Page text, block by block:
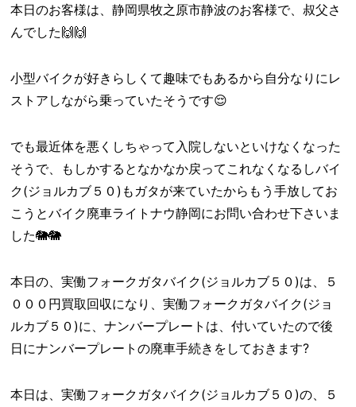
本日のお客様は、静岡県牧之原市静波のお客様で、叔父さ
んでした🙌🙌
小型バイクが好きらしくて趣味でもあるから自分なりにレ
ストアしながら乗っていたそうです😌
でも最近体を悪くしちゃって入院しないといけなくなった
そうで、もしかするとなかなか戻ってこれなくなるしバイ
ク(ジョルカブ５０)もガタが来ていたからもう手放してお
こうとバイク廃車ライトナウ静岡にお問い合わせ下さいま
した🐘🐘
本日の、実働フォークガタバイク(ジョルカブ５０)は、５
０００円買取回収になり、実働フォークガタバイク(ジョ
ルカブ５０)に、ナンバープレートは、付いていたので後
日にナンバープレートの廃車手続きをしておきます?
本日は、実働フォークガタバイク(ジョルカブ５０)の、５